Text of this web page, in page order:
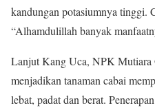
kandungan potasiumnya tinggi.
“Alhamdulillah banyak
Lanjut Kang Uca, NPK
menjadikan tanaman cabai
lebat, padat dan berat.